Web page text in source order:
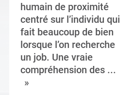
humain de proximité
centré sur l’individu qui
fait beaucoup de bien
lorsque l’on recherche
un job. Une vraie
compréhension des ...